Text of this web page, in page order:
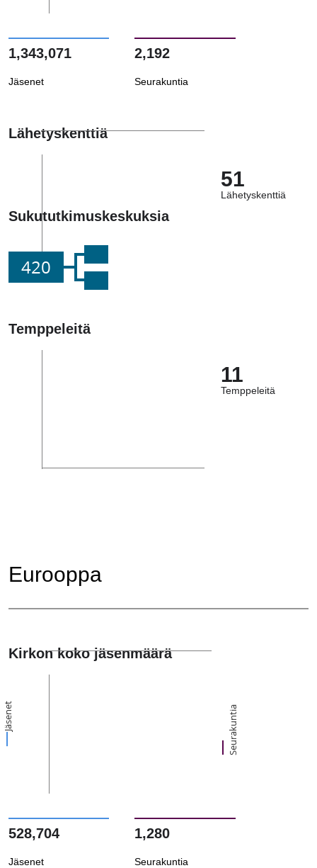
1,343,071
Jäsenet
2,192
Seurakuntia
Lähetyskenttiä
51
Lähetyskenttiä
Sukututkimuskeskuksia
420
Temppeleitä
11
Temppeleitä
Eurooppa
Kirkon koko jäsenmäärä
Jäsenet Seurakuntia
528,704
Jäsenet
1,280
Seurakuntia